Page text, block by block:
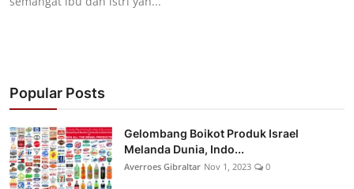
Popular Posts
Gelombang Boikot Produk Israel
Melanda Dunia, Indo...
Averroes Gibraltar Nov 1, 2023 0